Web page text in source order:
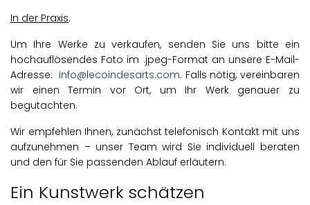
In der Praxis.
Um Ihre Werke zu verkaufen, senden Sie uns bitte ein
hochauflösendes Foto im .jpeg-Format an unsere E-Mail-
Adresse: info@lecoindesarts.com. Falls nötig, vereinbaren
wir einen Termin vor Ort, um Ihr Werk genauer zu
begutachten.
Wir empfehlen Ihnen, zunächst telefonisch Kontakt mit uns
aufzunehmen – unser Team wird Sie individuell beraten
und den für Sie passenden Ablauf erläutern.
Ein Kunstwerk schätzen